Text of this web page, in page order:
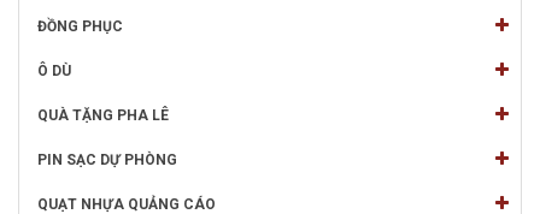
ĐỒNG PHỤC
Ô DÙ
QUÀ TẶNG PHA LÊ
PIN SẠC DỰ PHÒNG
QUẠT NHỰA QUẢNG CÁO